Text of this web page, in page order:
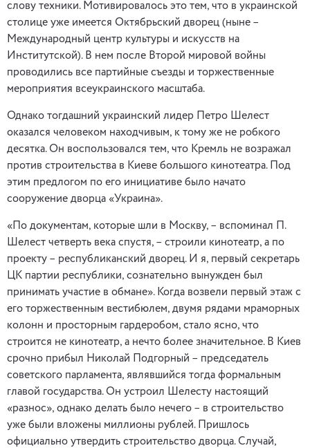
слову техники. Мотивировалось это тем, что в украинской
столице уже имеется Октябрьский дворец (ныне –
Международный центр культуры и искусств на
Институтской). В нем после Второй мировой войны
проводились все партийные съезды и торжественные
мероприятия всеукраинского масштаба.
Однако тогдашний украинский лидер Петро Шелест
оказался человеком находчивым, к тому же не робкого
десятка. Он воспользовался тем, что Кремль не возражал
против строительства в Киеве большого кинотеатра. Под
этим предлогом по его инициативе было начато
сооружение дворца «Украина».
«По документам, которые шли в Москву, – вспоминал П.
Шелест четверть века спустя, – строили кинотеатр, а по
проекту – республиканский дворец. И я, первый секретарь
ЦК партии республики, сознательно вынужден был
принимать участие в обмане». Когда возвели первый этаж с
его торжественным вестибюлем, двумя рядами мраморных
колонн и просторным гардеробом, стало ясно, что
строится не кинотеатр, а нечто более значительное. В Киев
срочно прибыл Николай Подгорный – председатель
советского парламента, являвшийся тогда формальным
главой государства. Он устроил Шелесту настоящий
«разнос», однако делать было нечего – в строительство
уже были вложены миллионы рублей. Пришлось
официально утвердить строительство дворца. Случай,